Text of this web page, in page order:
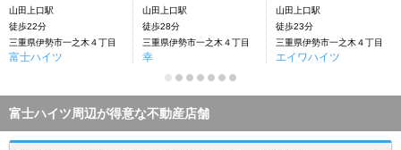
山田上口駅
徒歩22分
三重県伊勢市一之木４丁目
富士ハイツ
山田上口駅
徒歩28分
三重県伊勢市一之木４丁目
幸
山田上口駅
徒歩23分
三重県伊勢市一之木４丁目
エイワハイツ
富士ハイツ周辺が得意な不動産店舗